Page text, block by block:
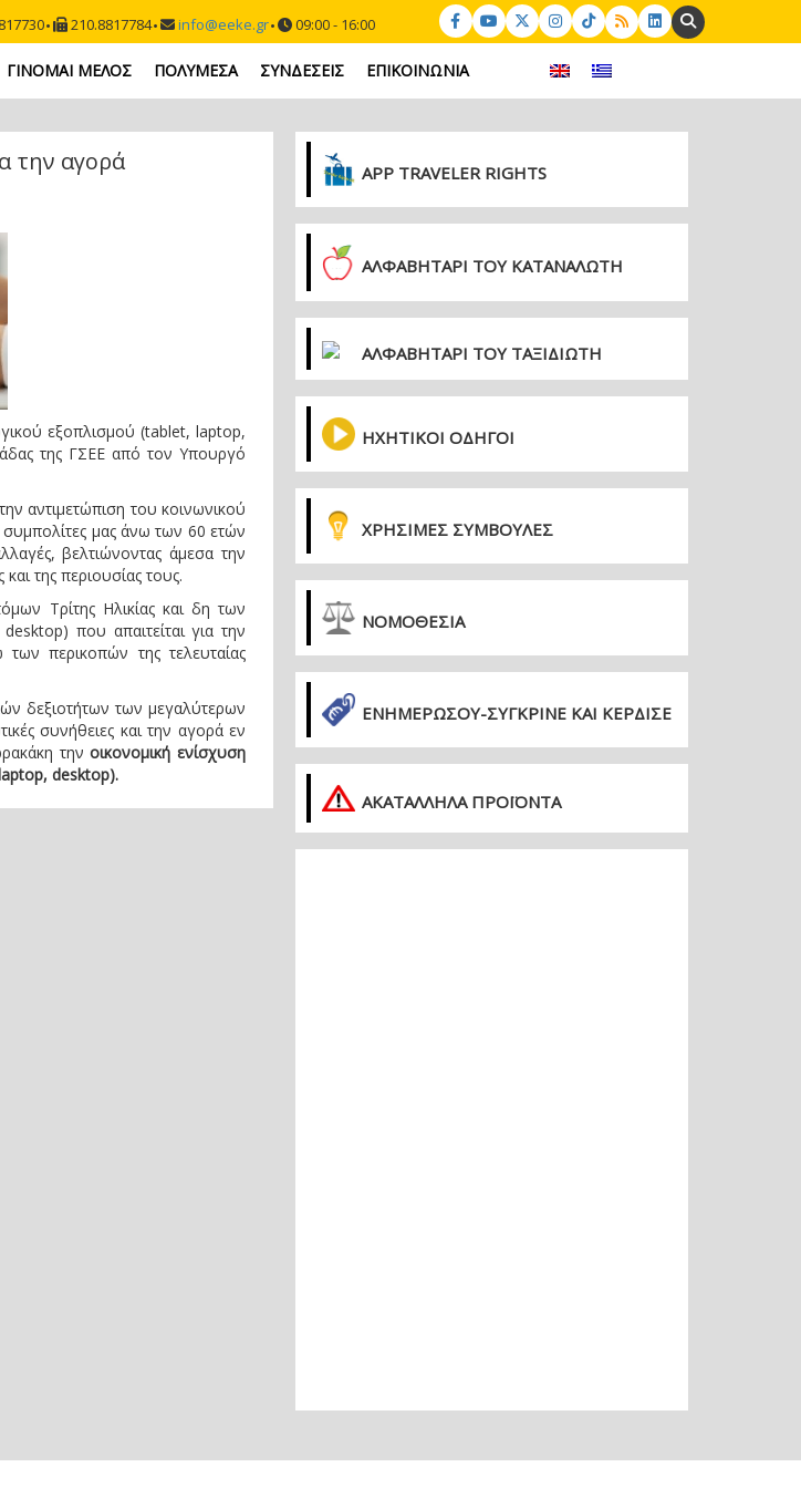
210.8817784 info@eeke.gr 09:00 - 16:00 Search:
ΓΙΝΟΜΑΙ ΜΕΛΟΣ ΠΟΛΥΜΕΣΑ ΣΥΝΔΕΣΕΙΣ ΕΠΙΚΟΙΝΩΝΙΑ
την αγορά
εξοπλισμού (tablet, laptop,
της ΓΣΕΕ από τον Υπουργό
αντιμετώπιση του κοινωνικού
συμπολίτες μας άνω των 60 ετών
βελτιώνοντας άμεσα την
της περιουσίας τους.
Τρίτης Ηλικίας και δη των
που απαιτείται για την
περικοπών της τελευταίας
δεξιοτήτων των μεγαλύτερων
συνήθειες και την αγορά εν
τηνοικονομική ενίσχυση
desktop).
APP TRAVELER RIGHTS
ΑΛΦΑΒΗΤΑΡΙ ΤΟΥ ΚΑΤΑΝΑΛΩΤΗ
ΑΛΦΑΒΗΤΑΡΙ ΤΟΥ ΤΑΞΙΔΙΩΤΗ
ΗΧΗΤΙΚΟΙ ΟΔΗΓΟΙ
ΧΡΗΣΙΜΕΣ ΣΥΜΒΟΥΛΕΣ
ΝΟΜΟΘΕΣΙΑ
ΕΝΗΜΕΡΏΣΟΥ-ΣΎΓΚΡΙΝΕ ΚΑΙ ΚΈΡΔΙΣΕ
ΑΚΑΤΑΛΛΗΛΑ ΠΡΟΪΟΝΤΑ